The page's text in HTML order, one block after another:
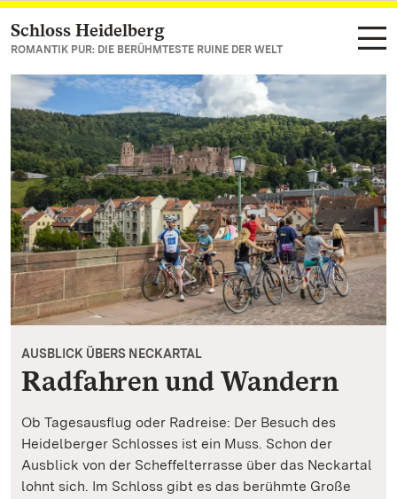
Zum Hauptinhalt springen
Schloss Heidelberg
ROMANTIK PUR: DIE BERÜHMTESTE RUINE DER WELT
AUSBLICK ÜBERS NECKARTAL
Radfahren und Wandern
Ob Tagesausflug oder Radreise: Der Besuch des
Heidelberger Schlosses ist ein Muss. Schon der
Ausblick von der Scheffelterrasse über das Neckartal
lohnt sich. Im Schloss gibt es das berühmte Große